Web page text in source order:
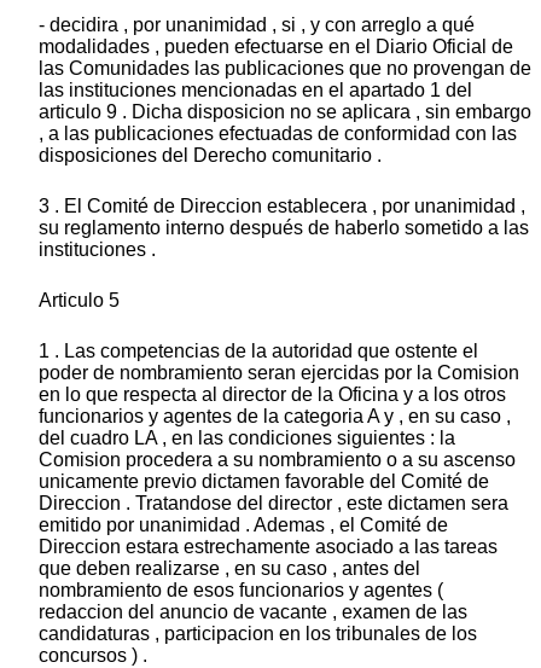
- decidira , por unanimidad , si , y con arreglo a qué
modalidades , pueden efectuarse en el Diario Oficial de
las Comunidades las publicaciones que no provengan de
las instituciones mencionadas en el apartado 1 del
articulo 9 . Dicha disposicion no se aplicara , sin embargo
, a las publicaciones efectuadas de conformidad con las
disposiciones del Derecho comunitario .
3 . El Comité de Direccion establecera , por unanimidad ,
su reglamento interno después de haberlo sometido a las
instituciones .
Articulo 5
1 . Las competencias de la autoridad que ostente el
poder de nombramiento seran ejercidas por la Comision
en lo que respecta al director de la Oficina y a los otros
funcionarios y agentes de la categoria A y , en su caso ,
del cuadro LA , en las condiciones siguientes : la
Comision procedera a su nombramiento o a su ascenso
unicamente previo dictamen favorable del Comité de
Direccion . Tratandose del director , este dictamen sera
emitido por unanimidad . Ademas , el Comité de
Direccion estara estrechamente asociado a las tareas
que deben realizarse , en su caso , antes del
nombramiento de esos funcionarios y agentes (
redaccion del anuncio de vacante , examen de las
candidaturas , participacion en los tribunales de los
concursos ) .